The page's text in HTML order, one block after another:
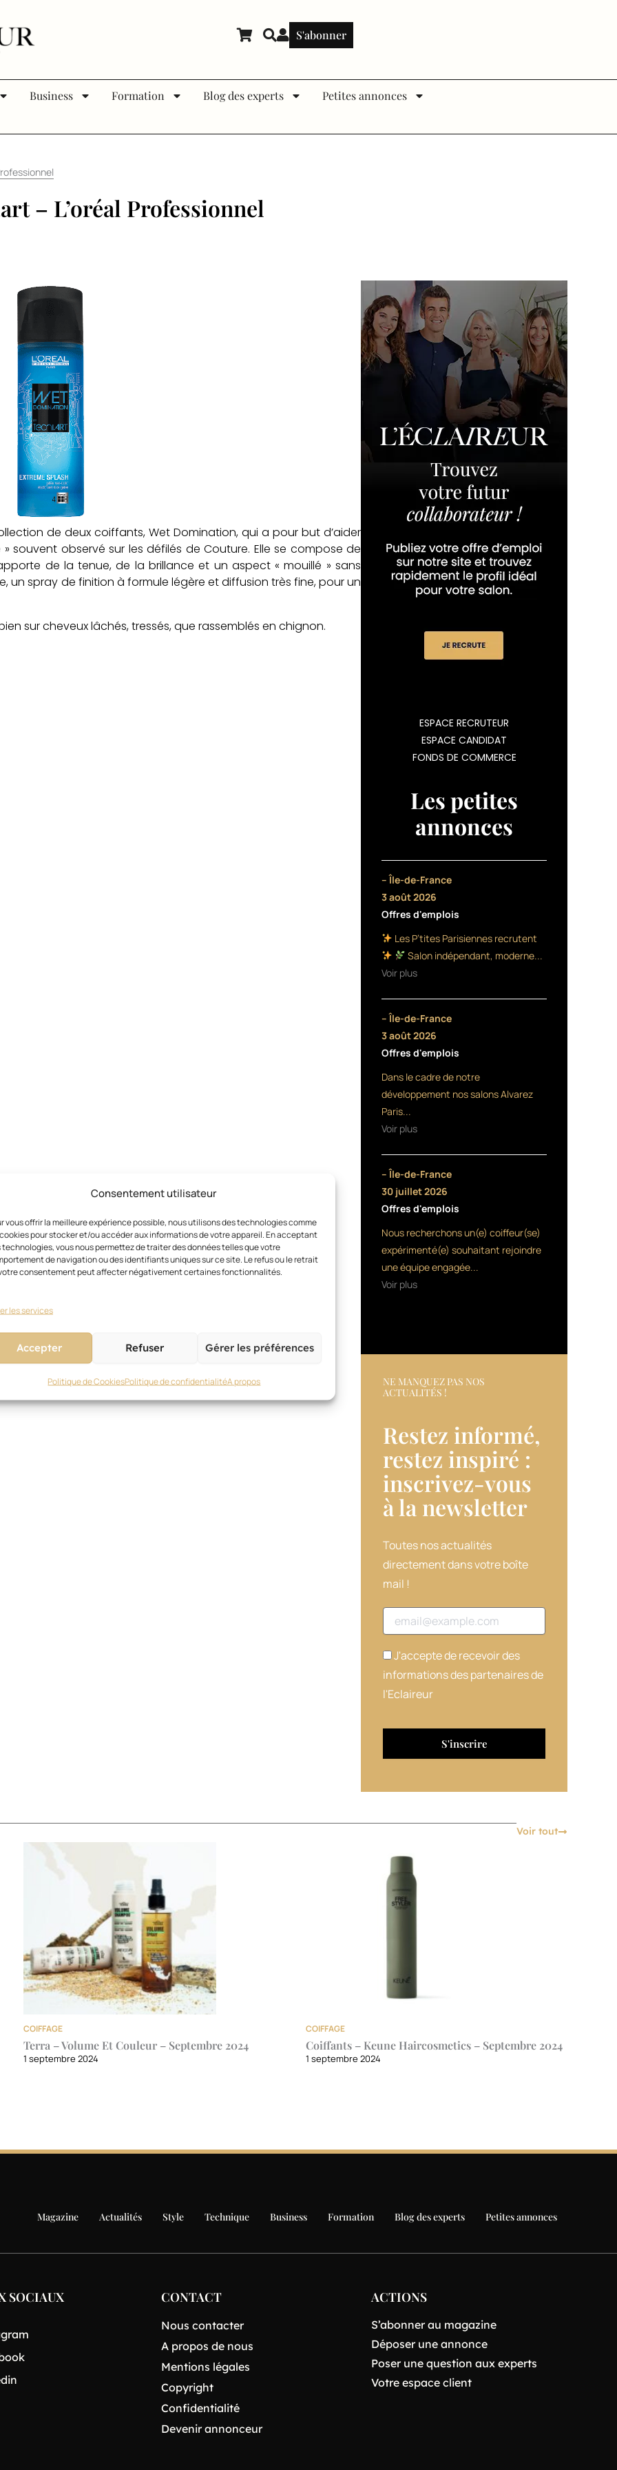
Consentement utilisateur
vous offrir la meilleure expérience possible, nous utilisons des technologies comme
pour stocker et/ou accéder aux informations de votre appareil. En acceptant
technologies, vous nous permettez de traiter des données telles que votre
de navigation ou des identifiants uniques sur ce site. Le refus ou le retrait
consentement peut affecter négativement certaines fonctionnalités.
les services
Accepter Refuser Gérer les préférences
Politique de CookiesPolitique de confidentialitéA propos
S'abonner
Business Formation Blog des experts Petites annonces
– L’oréal Professionnel
de deux coiffants, Wet Domination, qui a pour but d’aider
souvent observé sur les défilés de Couture. Elle se compose de
de la tenue, de la brillance et un aspect « mouillé » sans
un spray de finition à formule légère et diffusion très fine, pour un
sur cheveux lâchés, tressés, que rassemblés en chignon.
ESPACE RECRUTEUR
ESPACE CANDIDAT
FONDS DE COMMERCE
Les petites
annonces
– Île-de-France
3 août 2026
Offres d'emplois
Les P’tites Parisiennes recrutent
Salon indépendant, moderne...
Voir plus
– Île-de-France
3 août 2026
Offres d'emplois
Dans le cadre de notre
développement nos salons Alvarez
Paris...
Voir plus
– Île-de-France
30 juillet 2026
Offres d'emplois
Nous recherchons un(e) coiffeur(se)
expérimenté(e) souhaitant rejoindre
une équipe engagée...
Voir plus
NE MANQUEZ PAS NOS
ACTUALITÉS !
Restez informé,
restez inspiré :
inscrivez-vous
à la newsletter​
Toutes nos actualités
directement dans votre boîte
mail !
Adresse email
J'accepte de recevoir des
informations des partenaires de
l'Eclaireur
Voir tout
COIFFAGE
Terra – Volume Et Couleur – Septembre 2024
1 septembre 2024
COIFFAGE
Coiffants – Keune Haircosmetics – Septembre 2024
1 septembre 2024
Magazine Actualités Style Technique Business Formation Blog des experts Petites annonces
SOCIAUX CONTACT
Nous contacter
A propos de nous
Mentions légales
Copyright
Confidentialité
Devenir annonceur
ACTIONS
S’abonner au magazine
Déposer une annonce
Poser une question aux experts
Votre espace client